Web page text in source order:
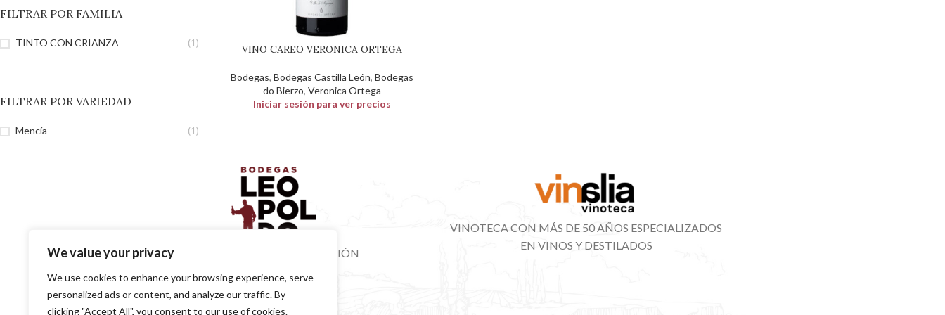
We value your privacy
We use cookies to enhance your browsing experience, serve
personalized ads or content, and analyze our traffic. By
clicking "Accept All", you consent to our use of cookies.
FILTRAR POR FAMILIA
TINTO CON CRIANZA (1)
FILTRAR POR VARIEDAD
Mencía (1)
VINO CAREO VERONICA ORTEGA
Bodegas, Bodegas Castilla León, Bodegas
do Bierzo, Veronica Ortega
Iniciar sesión para ver precios
SOLUCIONES EN DISTRIBUCIÓN
VINOTECA CON MÁS DE 50 AÑOS ESPECIALIZADOS
EN VINOS Y DESTILADOS